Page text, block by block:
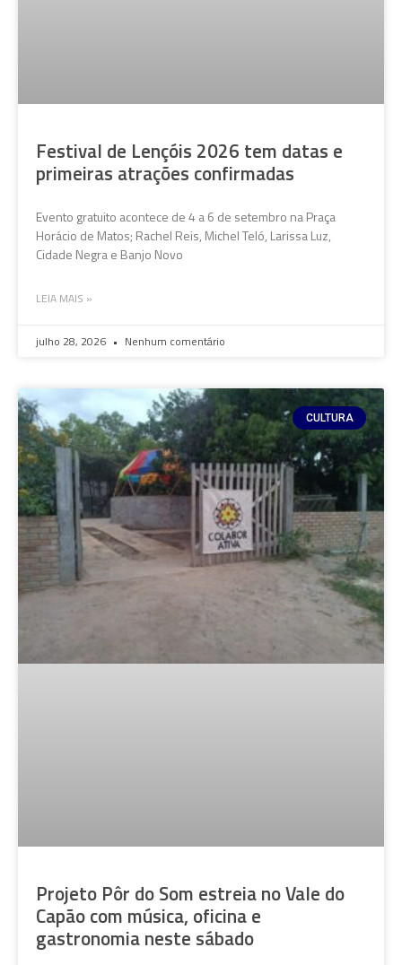
Festival de Lençóis 2026 tem datas e
primeiras atrações confirmadas
Evento gratuito acontece de 4 a 6 de setembro na Praça
Horácio de Matos; Rachel Reis, Michel Teló, Larissa Luz,
Cidade Negra e Banjo Novo
LEIA MAIS »
julho 28, 2026 Nenhum comentário
CULTURA
Projeto Pôr do Som estreia no Vale do
Capão com música, oficina e
gastronomia neste sábado